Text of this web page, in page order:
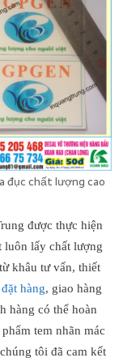
đục chất lượng cao
được thực hiện
luôn lấy chất lượng
khâu tư vấn, thiết
đặt hàng, giao hàng
hàng có thể hoàn
tem nhãn mác
tôi đã cam kết